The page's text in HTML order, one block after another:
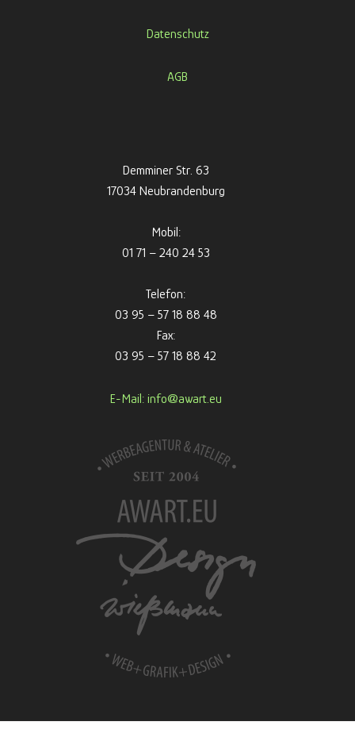
Datenschutz
AGB
Demminer Str. 63
17034 Neubrandenburg
Mobil:
01 71 – 240 24 53
Telefon:
03 95 – 57 18 88 48
Fax:
03 95 – 57 18 88 42
E-Mail: info@awart.eu